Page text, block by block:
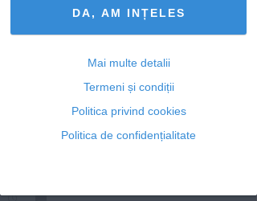
DA, AM INȚELES
Mai multe detalii
Termeni și condiții
Politica privind cookies
Politica de confidențialitate
protejează părul
Scapă de ele cu
aspirină şi...